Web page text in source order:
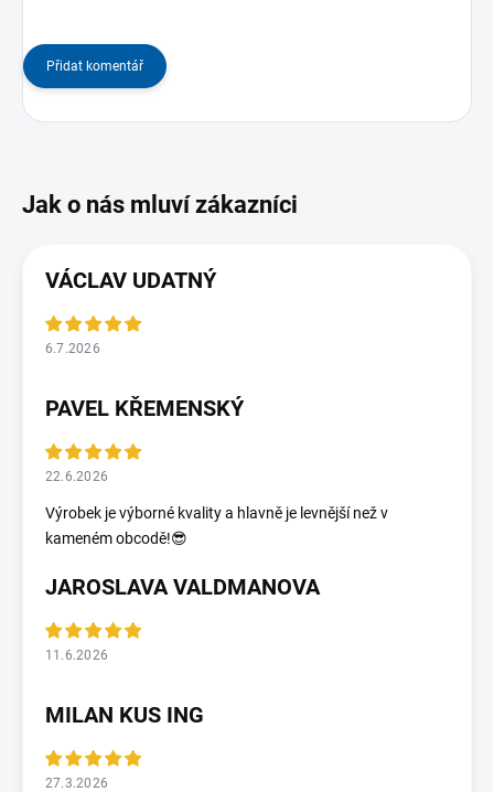
Přidat komentář
VÁCLAV UDATNÝ
6.7.2026
PAVEL KŘEMENSKÝ
22.6.2026
Výrobek je výborné kvality a hlavně je levnější než v
kameném obcodě!😎
JAROSLAVA VALDMANOVA
11.6.2026
MILAN KUS ING
27.3.2026